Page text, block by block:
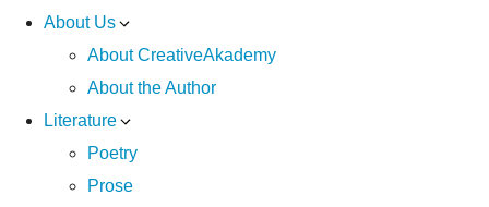
About Us
About CreativeAkademy
About the Author
Literature
Poetry
Prose